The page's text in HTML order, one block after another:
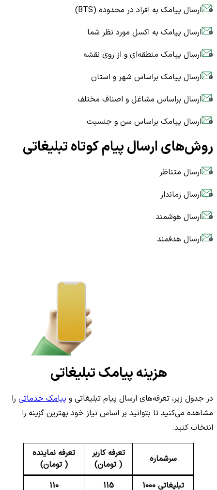
ارسال پیامک به افراد در محدوده (BTS)
ارسال پیامک به اکسل مورد نظر شما
ارسال پیامک منطقه‌ای و از روی نقشه
ارسال پیامک براساس شهر و استان
ارسال براساس مشاغل و اصناف مختلف
ارسال پیامک براساس سن و جنسیت
روش‌های ارسال پیام کوتاه تبلیغاتی
ارسال متناظر
ارسال زماندار
ارسال هوشمند
ارسال هدفمند
هزینه پیامک تبلیغاتی
در جدول زیر، تعرفه‌های ارسال پیام تبلیغاتی و پیامک خدماتی را
مشاهده می‌کنید تا بتوانید بر اساس نیاز خود بهترین گزینه را
انتخاب کنید.
سرشماره
تعرفه کاربر
( تومان)
تعرفه نماینده
( تومان)
تبلیغاتی 1000
115
110